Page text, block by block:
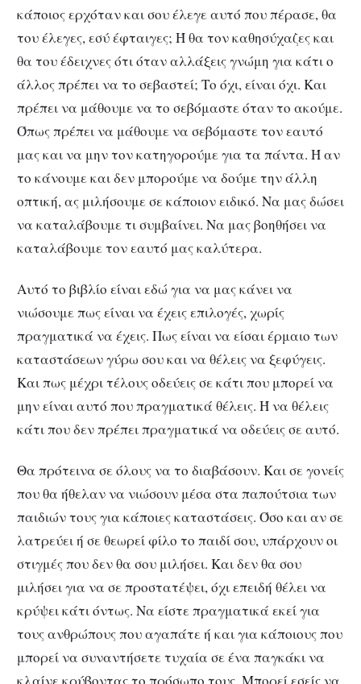
κάποιος ερχόταν και σου έλεγε αυτό που πέρασε, θα
του έλεγες, εσύ έφταιγες; Ή θα τον καθησύχαζες και
θα του έδειχνες ότι όταν αλλάξεις γνώμη για κάτι ο
άλλος πρέπει να το σεβαστεί; Το όχι, είναι όχι. Και
πρέπει να μάθουμε να το σεβόμαστε όταν το ακούμε.
Όπως πρέπει να μάθουμε να σεβόμαστε τον εαυτό
μας και να μην τον κατηγορούμε για τα πάντα. Ή αν
το κάνουμε και δεν μπορούμε να δούμε την άλλη
οπτική, ας μιλήσουμε σε κάποιον ειδικό. Να μας δώσει
να καταλάβουμε τι συμβαίνει. Να μας βοηθήσει να
καταλάβουμε τον εαυτό μας καλύτερα.
Αυτό το βιβλίο είναι εδώ για να μας κάνει να
νιώσουμε πως είναι να έχεις επιλογές, χωρίς
πραγματικά να έχεις. Πως είναι να είσαι έρμαιο των
καταστάσεων γύρω σου και να θέλεις να ξεφύγεις.
Και πως μέχρι τέλους οδεύεις σε κάτι που μπορεί να
μην είναι αυτό που πραγματικά θέλεις. Ή να θέλεις
κάτι που δεν πρέπει πραγματικά να οδεύεις σε αυτό.
Θα πρότεινα σε όλους να το διαβάσουν. Και σε γονείς
που θα ήθελαν να νιώσουν μέσα στα παπούτσια των
παιδιών τους για κάποιες καταστάσεις. Όσο και αν σε
λατρεύει ή σε θεωρεί φίλο το παιδί σου, υπάρχουν οι
στιγμές που δεν θα σου μιλήσει. Και δεν θα σου
μιλήσει για να σε προστατέψει, όχι επειδή θέλει να
κρύψει κάτι όντως. Να είστε πραγματικά εκεί για
τους ανθρώπους που αγαπάτε ή και για κάποιους που
μπορεί να συναντήσετε τυχαία σε ένα παγκάκι να
κλαίνε κρύβοντας το πρόσωπο τους. Μπορεί εσείς να